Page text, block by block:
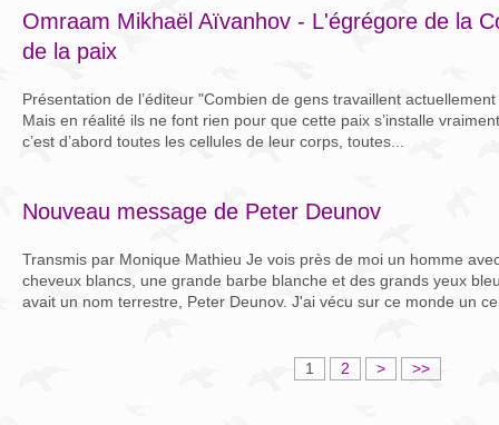
Omraam Mikhaël Aïvanhov - L'égrégore de la
de la paix
Présentation de l’éditeur "Combien de gens travaillent
Mais en réalité ils ne font rien pour que cette paix s’installe
c’est d’abord toutes les cellules de leur corps, toutes...
Nouveau message de Peter Deunov
Transmis par Monique Mathieu Je vois près de moi un homme
cheveux blancs, une grande barbe blanche et des grands yeux
avait un nom terrestre, Peter Deunov. J'ai vécu sur ce monde un
1 2 > >>